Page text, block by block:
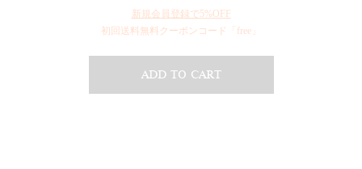
新規会員登録で5%OFF
初回送料無料クーポンコード「free」
ADD TO CART